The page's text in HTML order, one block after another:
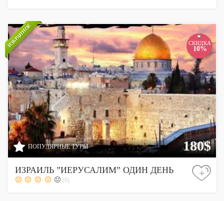
ИЗБРАННОЕ СКИДКА
10%
ПОПУЛЯРНЫЕ ТУРЫ 180$
ИЗРАИЛЬ ”ИЕРУСАЛИМ” ОДИН ДЕНЬ
(0)
+